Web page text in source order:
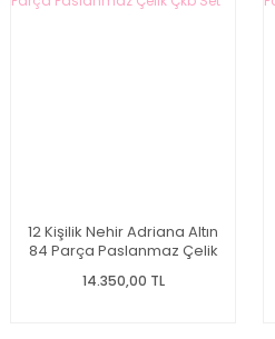
12 Kişilik Nehir Adriana Altın
84 Parça Paslanmaz Çelik
14.350,00 TL